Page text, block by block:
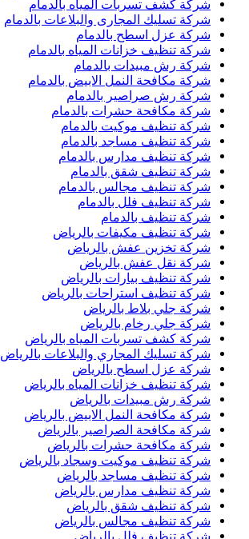
شركة كشف تسربات المياه بالدمام
شركة تسليك المجارى والبلاعات بالدمام
شركة عزل اسطح بالدمام
شركة تنظيف خزانات المياه بالدمام
شركة رش مبيدات بالدمام
شركة مكافحة النمل الابيض بالدمام
شركة رش صراصير بالدمام
شركة مكافحة حشرات بالدمام
شركة تنظيف موكيت بالدمام
شركة تنظيف مساجد بالدمام
شركة تنظيف مدارس بالدمام
شركة تنظيف شقق بالدمام
شركة تنظيف مجالس بالدمام
شركة تنظيف فلل بالدمام
شركة تنظيف بالدمام
شركة تنظيف مكيفات بالرياض
شركة تخزين عفش بالرياض
شركة نقل عفش بالرياض
شركة تنظيف بيارات بالرياض
شركة تنظيف استراحات بالرياض
شركة جلي بلاط بالرياض
شركة جلي رخام بالرياض
شركة كشف تسربات المياه بالرياض
شركة تسليك المجاري والبلاعات بالرياض
شركة عزل اسطح بالرياض
شركة تنظيف خزانات المياه بالرياض
شركة رش مبيدات بالرياض
شركة مكافحة النمل الابيض بالرياض
شركة مكافحة الصراصير بالرياض
شركة مكافحة حشرات بالرياض
شركة تنظيف موكيت وسجاد بالرياض
شركة تنظيف مساجد بالرياض
شركة تنظيف مدارس بالرياض
شركة تنظيف شقق بالرياض
شركة تنظيف مجالس بالرياض